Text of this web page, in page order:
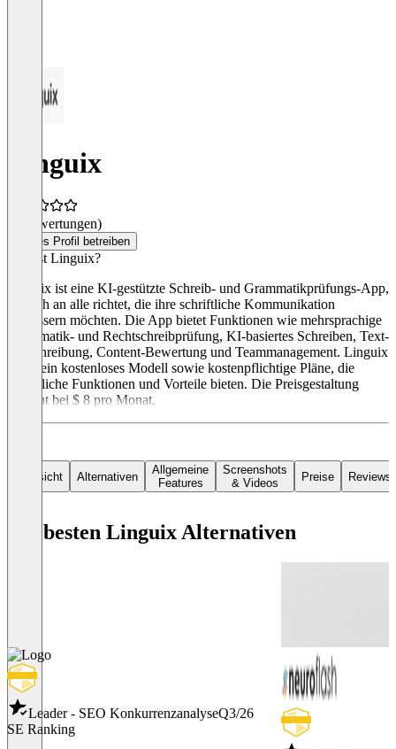
Linguix
(0 Bewertungen)
Dieses Profil betreiben
Was ist Linguix?
Linguix ist eine KI-gestützte Schreib- und Grammatikprüfungs-App,
die sich an alle richtet, die ihre schriftliche Kommunikation
verbessern möchten. Die App bietet Funktionen wie mehrsprachige
Grammatik- und Rechtschreibprüfung, KI-basiertes Schreiben, Text-
Umschreibung, Content-Bewertung und Teammanagement. Linguix
bietet ein kostenloses Modell sowie kostenpflichtige Pläne, die
zusätzliche Funktionen und Vorteile bieten. Die Preisgestaltung
beginnt bei $ 8 pro Monat.
Übersicht Alternativen
Allgemeine
Features
Screenshots
& Videos
Preise Reviews
Die besten Linguix Alternativen
Leader - SEO KonkurrenzanalyseQ3/26
SE Ranking